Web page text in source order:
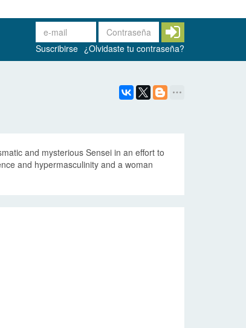
Suscribirse ¿Olvidaste tu contraseña?
and mysterious Sensei in an effort to
and hypermasculinity and a woman